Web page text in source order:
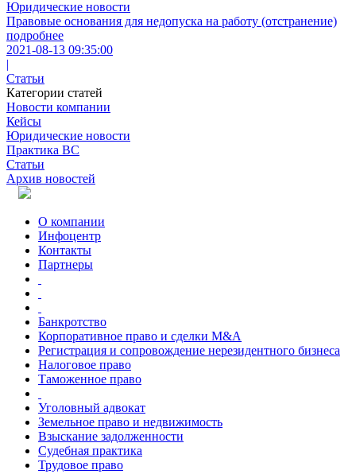
Юридические новости
Правовые основания для недопуска на работу (отстранение)
подробнее
2021-08-13 09:35:00
|
Статьи
Категории статей
Новости компании
Кейсы
Юридические новости
Практика ВС
Статьи
Архив новостей
О компании
Инфоцентр
Контакты
Партнеры
Банкротство
Корпоративное право и сделки M&A
Регистрация и сопровождение нерезидентного бизнеса
Налоговое право
Таможенное право
Уголовный адвокат
Земельное право и недвижимость
Взыскание задолженности
Судебная практика
Трудовое право